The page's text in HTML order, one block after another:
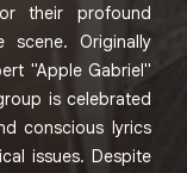
their profound
scene. Originally
"Apple Gabriel"
is celebrated
conscious lyrics
issues. Despite